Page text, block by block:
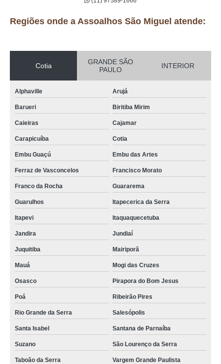
Regiões onde a Assoalhos São Miguel atende:
Cotia
GRANDE SÃO
PAULO
INTERIOR
Alphaville Arujá
Barueri Biritiba Mirim
Caieiras Cajamar
Carapicuíba Cotia
Embu Guaçú Embu das Artes
Ferraz de Vasconcelos Francisco Morato
Franco da Rocha Guararema
Guarulhos Itapecerica da Serra
Itapevi Itaquaquecetuba
Jandira Jundiaí
Juquitiba Mairiporã
Mauá Mogi das Cruzes
Osasco Pirapora do Bom Jesus
Poá Ribeirão Pires
Rio Grande da Serra Salesópolis
Santa Isabel Santana de Parnaíba
Suzano São Lourenço da Serra
Taboão da Serra
Vargem Grande Paulista